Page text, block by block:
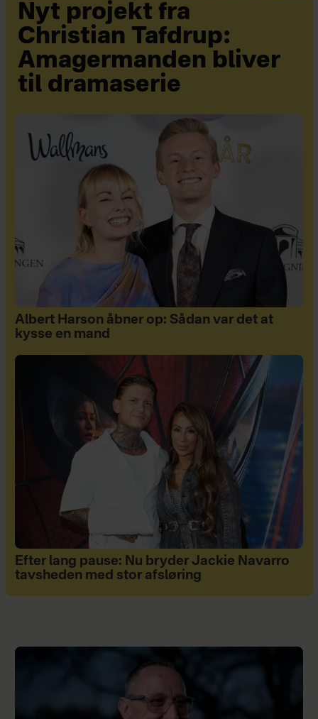
Nyt projekt fra
Christian Tafdrup:
Amagermanden bliver
til dramaserie
Albert Harson åbner op: Sådan var det at
kysse en mand
Efter lang pause: Nu bryder Jackie Navarro
tavsheden med stor afsløring